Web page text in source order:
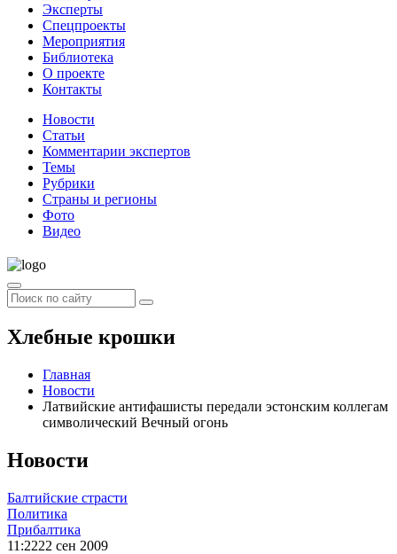
Эксперты
Спецпроекты
Мероприятия
Библиотека
О проекте
Контакты
Новости
Статьи
Комментарии экспертов
Темы
Рубрики
Страны и регионы
Фото
Видео
Хлебные крошки
Главная
Новости
Латвийские антифашисты передали эстонским коллегам
символический Вечный огонь
Новости
Балтийские страсти
Политика
Прибалтика
11:2222 сен 2009